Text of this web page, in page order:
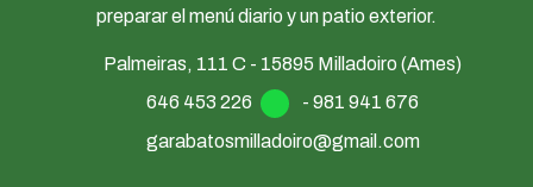
preparar el menú diario y un patio exterior.
Palmeiras, 111 C - 15895 Milladoiro (Ames)
646 453 226
- 981 941 676
garabatosmilladoiro@gmail.com